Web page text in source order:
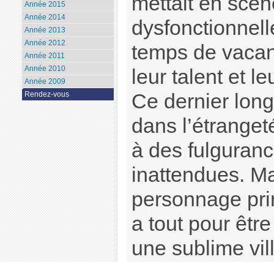
temps de
leur talent et
Ce dernier
dans
à des
inattendues.
personnage
a tout pour
une sublime
Année 2015
Année 2014
Année 2013
Année 2012
Année 2011
Année 2010
Année 2009
Rendez-vous